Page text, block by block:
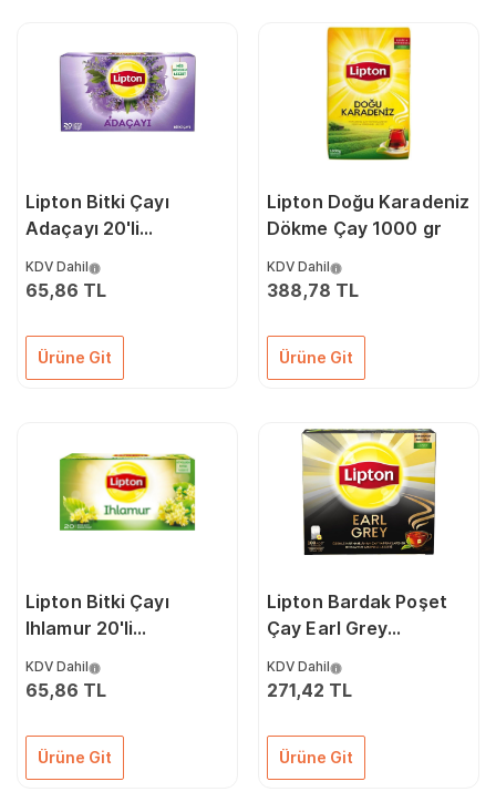
Lipton Bitki Çayı
Adaçayı 20'li
KDV Dahil
65,86 TL
Ürüne Git
Lipton Doğu Karadeniz
Dökme Çay 1000 gr
KDV Dahil
388,78 TL
Ürüne Git
Lipton Bitki Çayı
Ihlamur 20'li
KDV Dahil
65,86 TL
Ürüne Git
Lipton Bardak Poşet
Çay Earl Grey
KDV Dahil
271,42 TL
Ürüne Git